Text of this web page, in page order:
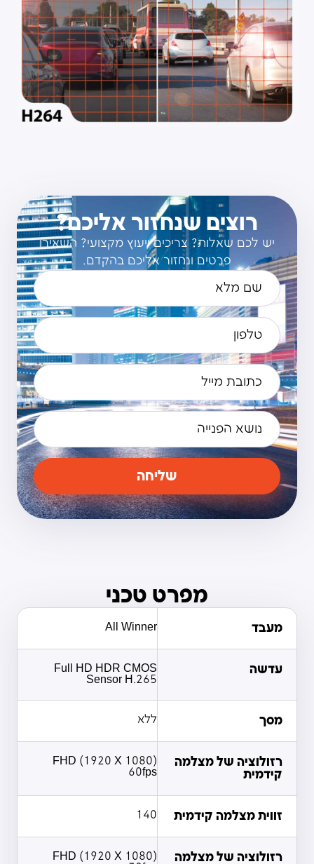
רוצים שנחזור אליכם?
יש לכם שאלות? צריכים ייעוץ מקצועי? השאירו
פרטים ונחזור אליכם בהקדם.
שליחה
מפרט טכני
מעבד All Winner
עדשה
Full HD HDR CMOS
Sensor H.265
מסך ללא
רזולוציה של מצלמה
קידמית
FHD (1920 X 1080)
60fps
זווית מצלמה קידמית 140
רזולוציה של מצלמה
FHD (1920 X 1080)